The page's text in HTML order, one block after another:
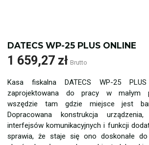
DATECS WP-25 PLUS ONLINE
1 659,27 zł Brutto
Kasa fiskalna DATECS WP-25
zaprojektowana do pracy w małym
wszędzie tam gdzie miejsce jest
Dopracowana konstrukcja
interfejsów komunikacyjnych i funkcji
sprawia, że staje się ono doskonałe